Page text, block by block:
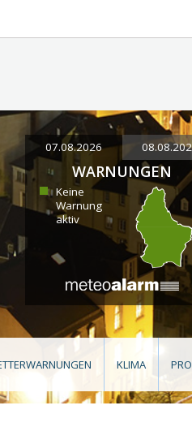
07.08.2026
WARNUNGEN
Keine
Warnung
aktiv
KLIMA